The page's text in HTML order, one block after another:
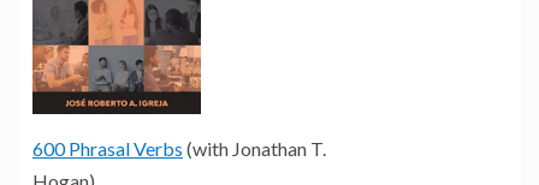
600 Phrasal Verbs (with Jonathan T.